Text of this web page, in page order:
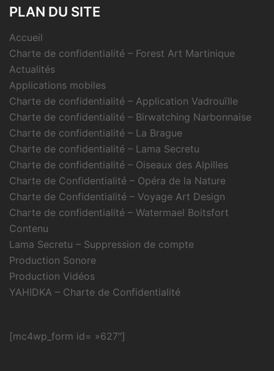
PLAN DU SITE
Accueil
Charte de confidentialité – Forest Art Martinique
Actualités
Applications mobiles
Charte de confidentialité – Application Vadrouïlle
Charte de confidentialité – Birwatching Narbonnaise
Charte de confidentialité – La Brague
Charte de confidentialité – Lama Secretu
Charte de confidentialité – Oiseaux des Alpilles
Charte de Confidentialité – Opéra de la Nature
Charte de Confidentialité – Voyage Art Design
Charte de confidentialité – Watermael Boitsfort
Contenu
Lama Secretu – Suppression de compte
Production Sonore
Production Vidéos
YAHIDKA – Charte de Confidentialité
[mc4wp_form id= »627″]